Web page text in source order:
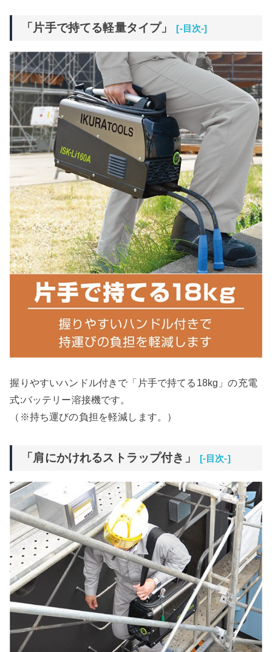
「片手で持てる軽量タイプ」 [-目次-]
握りやすいハンドル付きで「片手で持てる18kg」の充電
式:バッテリー溶接機です。
（※持ち運びの負担を軽減します。）
「肩にかけれるストラップ付き」 [-目次-]